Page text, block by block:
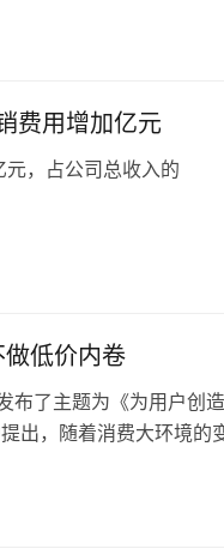
月稻田也想在线下抢占一
费用增加亿元
，占公司总收入的
于保守导致线下渠道收
低价内卷
布了主题为《为用户创
出，随着消费大环境的
为用户创造差异化的产品